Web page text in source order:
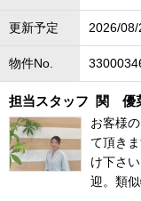
更新予定 2026/08/
物件No.
担当スタッフ 関 優
お客様
て頂き
け下さ
迎。類